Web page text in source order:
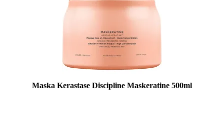
Maska Kerastase Discipline Maskeratine 500ml